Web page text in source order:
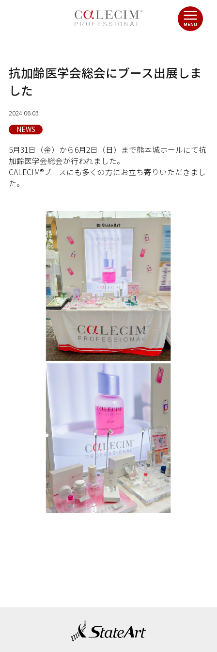
抗加齢医学会総会にブース出展しま
した
2024.06.03
NEWS
5月31日（金）から6月2日（日）まで熊本城ホールにて抗
加齢医学会総会が行われました。
CALECIM®ブースにも多くの方にお立ち寄りいただきまし
た。